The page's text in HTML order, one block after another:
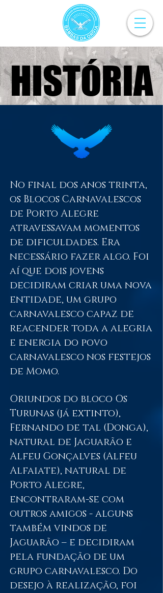
HISTÓRIA
HISTÓRIA
No final dos anos trinta,
os Blocos Carnavalescos
de Porto Alegre
atravessavam momentos
de dificuldades. Era
necessário fazer algo. Foi
aí que dois jovens
decidiram criar uma nova
entidade, um grupo
carnavalesco capaz de
reacender toda a alegria
e energia do povo
carnavalesco nos festejos
de Momo.
Oriundos do bloco Os
Turunas (já extinto),
Fernando de tal (Donga),
natural de Jaguarão e
Alfeu Gonçalves (Alfeu
Alfaiate), natural de
Porto Alegre,
encontraram-se com
outros amigos - alguns
também vindos de
Jaguarão – e decidiram
pela fundação de um
grupo carnavalesco. Do
desejo à realização, foi